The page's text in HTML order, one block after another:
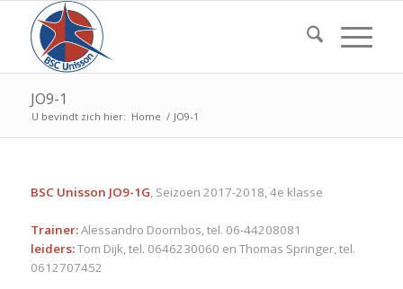
JO9-1
U bevindt zich hier: Home / JO9-1
BSC Unisson JO9-1G, Seizoen 2017-2018, 4e klasse
Trainer:Alessandro Doornbos, tel. 06-44208081
leiders:Tom Dijk, tel. 0646230060 en Thomas Springer, tel.
0612707452